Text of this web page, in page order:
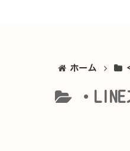
ホーム
・